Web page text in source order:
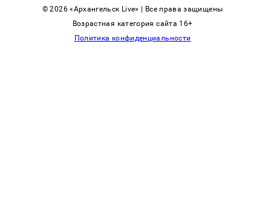
© 2026 «Архангельск Live» | Все права защищены
Возрастная категория сайта 16+
Политика конфиденциальности